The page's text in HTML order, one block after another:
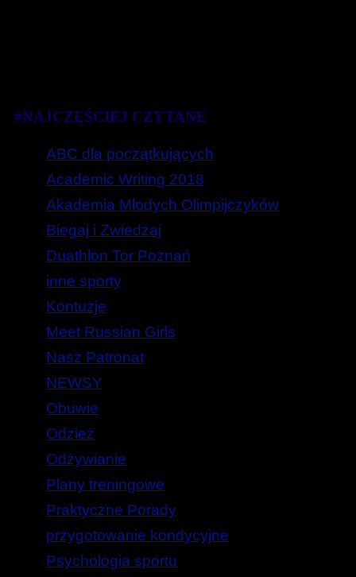
#NAJCZĘŚCIEJ CZYTANE
ABC dla początkujących
Academic Writing 2018
Akademia Młodych Olimpijczyków
Biegaj i Zwiedzaj
Duathlon Tor Poznań
inne sporty
Kontuzje
Meet Russian Girls
Nasz Patronat
NEWSY
Obuwie
Odzież
Odżywianie
Plany treningowe
Praktyczne Porady
przygotowanie kondycyjne
Psychologia sportu